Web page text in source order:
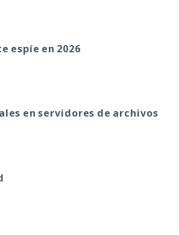
espíe en 2026
en servidores de archivos